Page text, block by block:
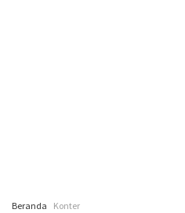
Beranda Konter